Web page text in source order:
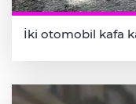
İki otomobil kafa